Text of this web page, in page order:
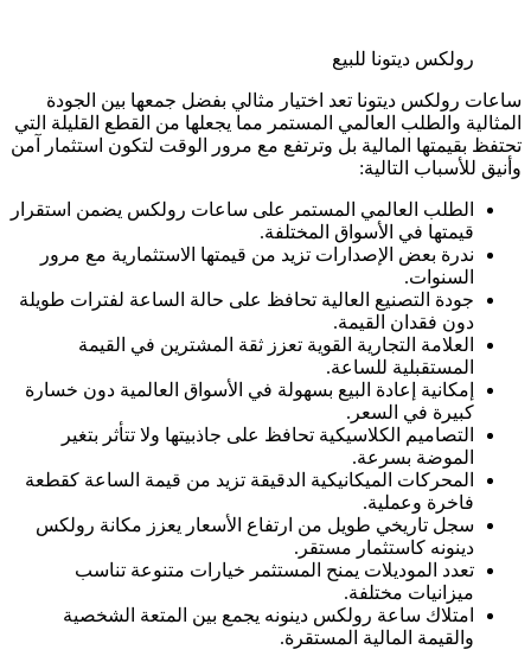
رولكس ديتونا للبيع
ساعات رولكس ديتونا تعد اختيار مثالي بفضل جمعها بين الجودة
المثالية والطلب العالمي المستمر مما يجعلها من القطع القليلة التي
تحتفظ بقيمتها المالية بل وترتفع مع مرور الوقت لتكون استثمار آمن
وأنيق للأسباب التالية:
الطلب العالمي المستمر على ساعات رولكس يضمن استقرار
قيمتها في الأسواق المختلفة.
ندرة بعض الإصدارات تزيد من قيمتها الاستثمارية مع مرور
السنوات.
جودة التصنيع العالية تحافظ على حالة الساعة لفترات طويلة
دون فقدان القيمة.
العلامة التجارية القوية تعزز ثقة المشترين في القيمة
المستقبلية للساعة.
إمكانية إعادة البيع بسهولة في الأسواق العالمية دون خسارة
كبيرة في السعر.
التصاميم الكلاسيكية تحافظ على جاذبيتها ولا تتأثر بتغير
الموضة بسرعة.
المحركات الميكانيكية الدقيقة تزيد من قيمة الساعة كقطعة
فاخرة وعملية.
سجل تاريخي طويل من ارتفاع الأسعار يعزز مكانة رولكس
دينونه كاستثمار مستقر.
تعدد الموديلات يمنح المستثمر خيارات متنوعة تناسب
ميزانيات مختلفة.
امتلاك ساعة رولكس دينونه يجمع بين المتعة الشخصية
والقيمة المالية المستقرة.